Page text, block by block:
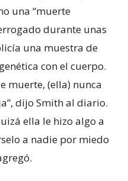
una “muerte
durante unas
una muestra de
con el cuerpo.
muerte, (ella) nunca
dijo Smith al diario.
ella le hizo algo a
a nadie por miedo